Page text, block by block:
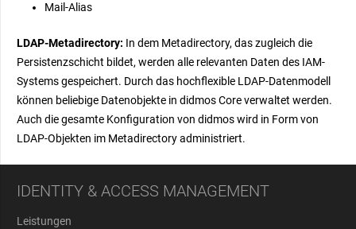
Mail-Alias
LDAP-Metadirectory: In dem Metadirectory, das zugleich die
Persistenzschicht bildet, werden alle relevanten Daten des IAM-
Systems gespeichert. Durch das hochflexible LDAP-Datenmodell
können beliebige Datenobjekte in didmos Core verwaltet werden.
Auch die gesamte Konfiguration von didmos wird in Form von
LDAP-Objekten im Metadirectory administriert.
IDENTITY & ACCESS MANAGEMENT
Leistungen